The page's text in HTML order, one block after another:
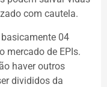
com cautela.
04
mercado de EPIs.
haver outros
divididos da